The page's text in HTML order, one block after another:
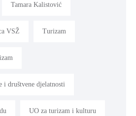
Tamara Kalistović
VSŽ Turizam
i društvene djelatnosti
UO za turizam i kulturu